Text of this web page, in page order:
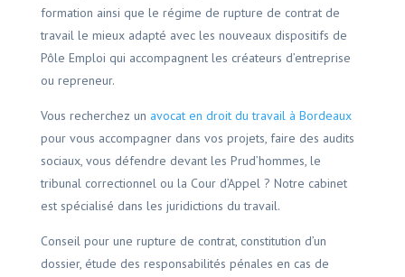
formation ainsi que le régime de rupture de contrat de
travail le mieux adapté avec les nouveaux dispositifs de
Pôle Emploi qui accompagnent les créateurs d’entreprise
ou repreneur.
Vous recherchez un avocat en droit du travail à Bordeaux
pour vous accompagner dans vos projets, faire des audits
sociaux, vous défendre devant les Prud’hommes, le
tribunal correctionnel ou la Cour d’Appel ? Notre cabinet
est spécialisé dans les juridictions du travail.
Conseil pour une rupture de contrat, constitution d’un
dossier, étude des responsabilités pénales en cas de